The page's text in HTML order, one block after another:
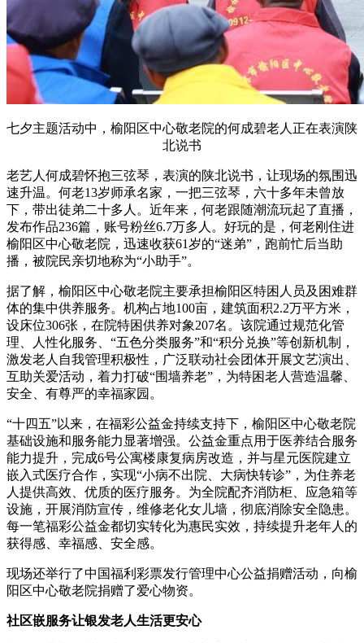
七夕主题活动中，榆阳区中心敬老院的何成碧老人正在表演陕
北说书
老艺人何成碧怀抱三弦琴，表演的陕北说书，让现场的氛围迅
速升温。何老13岁师承名家，一把三弦琴，六十多年未曾放
下，带出徒弟二十多人。近年来，何老跟随潮流玩起了直播，
发布作品236篇，账号粉丝6.7万多人。好玩的是，何老刚住进
榆阳区中心敬老院，迅速收获61岁的“迷弟”，跑前忙后当助
播，被院民亲切地称为“小助手”。
据了解，榆阳区中心敬老院主要承担榆阳区特困人员及困难群
体的集中供养服务。机构占地100亩，建筑面积2.2万平方米，
设床位306张，在院特困供养对象207名。该院通过规范化管
理、人性化服务、“五色分类服务”和“积分兑换”等创新机制，
激发老人自我管理积极性，广泛联动社会团体开展文艺演出、
互助关爱活动，着力打破“围墙养老”，为特困老人营造温馨、
安全、有尊严的幸福家园。
“十四五”以来，在福彩公益金持续支持下，榆阳区中心敬老院
基础设施和服务能力显著增强。公益金重点用于医养结合服务
能力提升，完成6号公寓楼康复病房改造，并与星元医院建立
嵌入式医疗合作，实现“小病不出院、大病快转诊”，为住养老
人提供高效、优质的医疗服务。为全院配齐消防柜、应急箱等
设施，开展消防宣传，维修老化女儿墙，彻底消除安全隐患。
每一笔福彩公益金都切实转化为惠民实效，持续提升老年人的
获得感、幸福感、安全感。
现场还举行了中国福利彩票发行管理中心公益捐赠活动，向榆
阳区中心敬老院捐赠了爱心物资。
社区嵌服务让银发老人生活更安心